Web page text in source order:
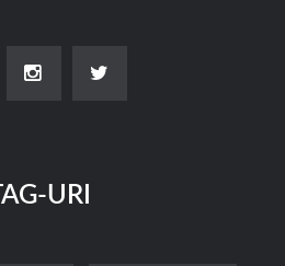
TAG-URI